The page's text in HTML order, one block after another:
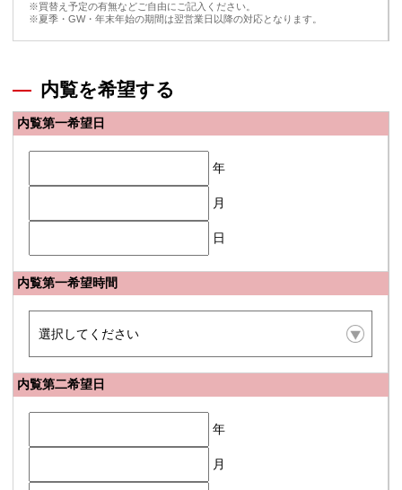
※買替え予定の有無などご自由にご記入ください。
※夏季・GW・年末年始の期間は翌営業日以降の対応となります。
内覧を希望する
内覧第一希望日
年
月
日
内覧第一希望時間
内覧第二希望日
年
月